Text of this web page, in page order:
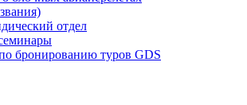
отдел
бронированию туров GDS